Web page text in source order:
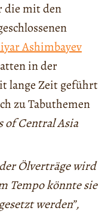
die mit den
Ashimbayev
in der
lange Zeit geführt
zu Tabuthemen
of Central Asia
Ölverträge wird
Tempo könnte sie
werden”,